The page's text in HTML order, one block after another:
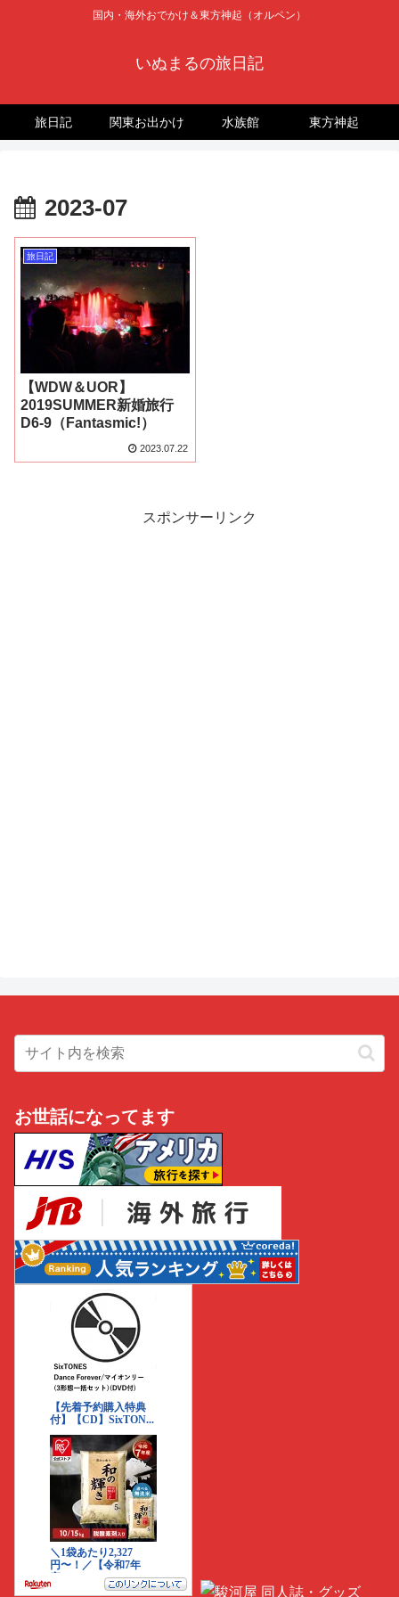
国内・海外おでかけ＆東方神起（オルペン）
いぬまるの旅日記
旅日記 関東お出かけ 水族館 東方神起
2023-07
旅日記
【WDW＆UOR】
2019SUMMER新婚旅行
D6-9（Fantasmic!）
2023.07.22
スポンサーリンク
お世話になってます